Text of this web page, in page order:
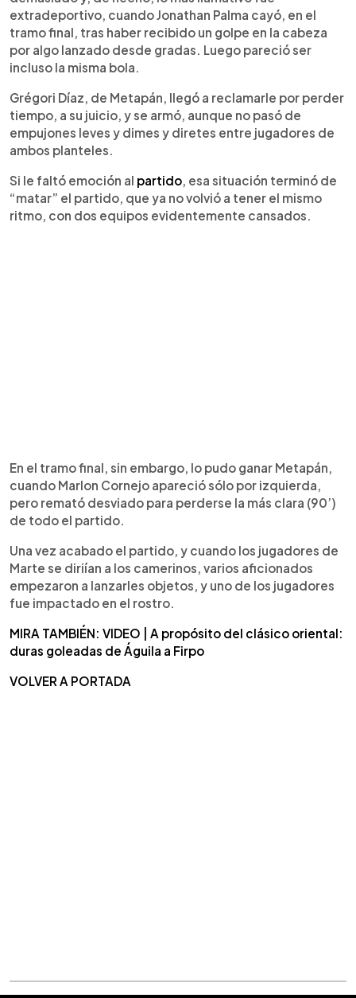
extradeportivo, cuando Jonathan Palma cayó, en el
tramo final, tras haber recibido un golpe en la cabeza
por algo lanzado desde gradas. Luego pareció ser
incluso la misma bola.
Grégori Díaz, de Metapán, llegó a reclamarle por perder
tiempo, a su juicio, y se armó, aunque no pasó de
empujones leves y dimes y diretes entre jugadores de
ambos planteles.
Si le faltó emoción al partido, esa situación terminó de
“matar” el partido, que ya no volvió a tener el mismo
ritmo, con dos equipos evidentemente cansados.
En el tramo final, sin embargo, lo pudo ganar Metapán,
cuando Marlon Cornejo apareció sólo por izquierda,
pero remató desviado para perderse la más clara (90’)
de todo el partido.
Una vez acabado el partido, y cuando los jugadores de
Marte se diriían a los camerinos, varios aficionados
empezaron a lanzarles objetos, y uno de los jugadores
fue impactado en el rostro.
MIRA TAMBIÉN: VIDEO | A propósito del clásico oriental:
duras goleadas de Águila a Firpo
VOLVER A PORTADA